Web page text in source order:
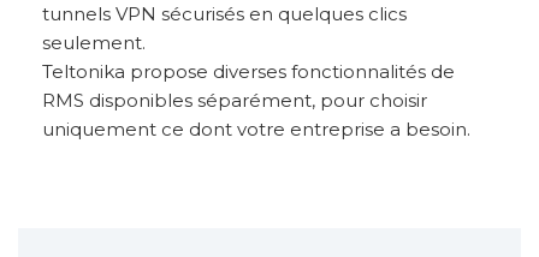
tunnels VPN sécurisés en quelques clics
seulement.
Teltonika propose diverses fonctionnalités de
RMS disponibles séparément, pour choisir
uniquement ce dont votre entreprise a besoin.